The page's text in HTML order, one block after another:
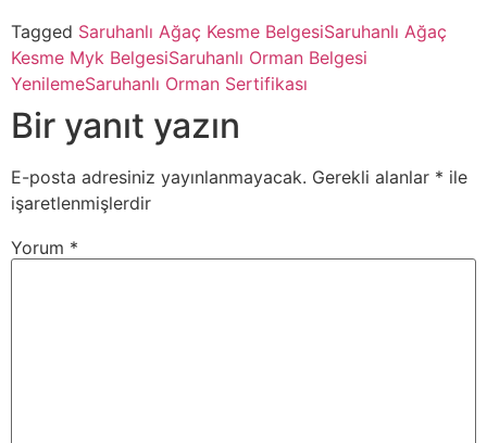
Tagged Saruhanlı Ağaç Kesme BelgesiSaruhanlı Ağaç
Kesme Myk BelgesiSaruhanlı Orman Belgesi
YenilemeSaruhanlı Orman Sertifikası
Bir yanıt yazın
E-posta adresiniz yayınlanmayacak. Gerekli alanlar * ile
işaretlenmişlerdir
Yorum *